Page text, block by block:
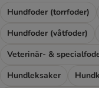
Hundfoder (torrfoder)
Hundfoder (våtfoder)
Veterinär- &
Hundleksaker